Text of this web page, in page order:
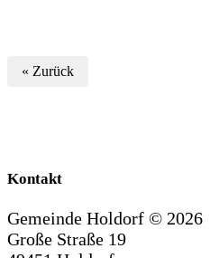
« Zurück
Kontakt
Gemeinde Holdorf © 2026
Große Straße 19